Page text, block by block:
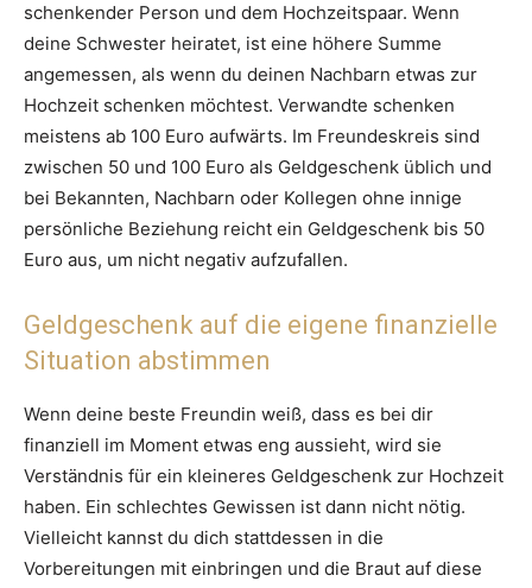
schenkender Person und dem Hochzeitspaar. Wenn
deine Schwester heiratet, ist eine höhere Summe
angemessen, als wenn du deinen Nachbarn etwas zur
Hochzeit schenken möchtest. Verwandte schenken
meistens ab 100 Euro aufwärts. Im Freundeskreis sind
zwischen 50 und 100 Euro als Geldgeschenk üblich und
bei Bekannten, Nachbarn oder Kollegen ohne innige
persönliche Beziehung reicht ein Geldgeschenk bis 50
Euro aus, um nicht negativ aufzufallen.
Geldgeschenk auf die eigene finanzielle
Situation abstimmen
Wenn deine beste Freundin weiß, dass es bei dir
finanziell im Moment etwas eng aussieht, wird sie
Verständnis für ein kleineres Geldgeschenk zur Hochzeit
haben. Ein schlechtes Gewissen ist dann nicht nötig.
Vielleicht kannst du dich stattdessen in die
Vorbereitungen mit einbringen und die Braut auf diese